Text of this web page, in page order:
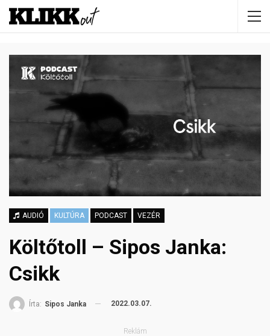
AUDIÓ KULTÚRA PODCAST VEZÉR
Költőtoll – Sipos Janka:
Csikk
Írta: Sipos Janka 2022.03.07.
Reklám